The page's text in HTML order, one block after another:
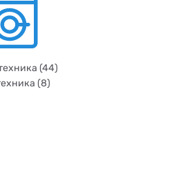
(44)
(8)